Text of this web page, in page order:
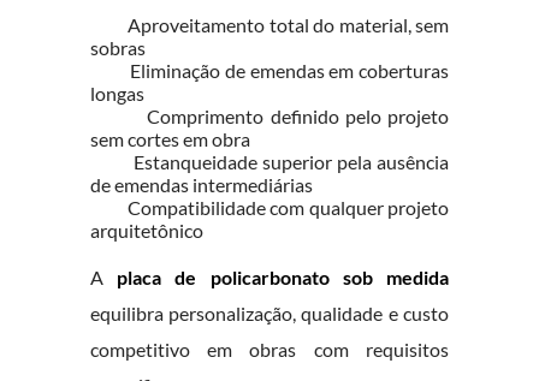
Aproveitamento total do material, sem
sobras
Eliminação de emendas em coberturas
longas
Comprimento definido pelo projeto
sem cortes em obra
Estanqueidade superior pela ausência
de emendas intermediárias
Compatibilidade com qualquer projeto
arquitetônico
A placa de policarbonato sob medida
equilibra personalização, qualidade e custo
competitivo em obras com requisitos